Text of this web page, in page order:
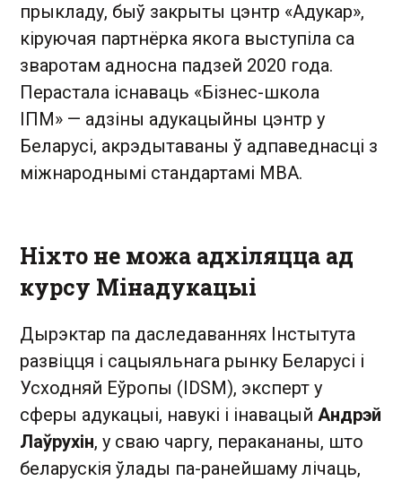
прыкладу, быў закрыты цэнтр «Адукар»,
кіруючая партнёрка якога выступіла са
зваротам адносна падзей 2020 года.
Перастала існаваць «Бізнес-школа
ІПМ» — адзіны адукацыйны цэнтр у
Беларусі, акрэдытаваны ў адпаведнасці з
міжнароднымі стандартамі МВА.
Ніхто не можа адхіляцца ад
курсу Мінадукацыі
Дырэктар па даследаваннях Інстытута
развіцця і сацыяльнага рынку Беларусі і
Усходняй Еўропы (IDSM), эксперт у
сферы адукацыі, навукі і інавацый Андрэй
Лаўрухін, у сваю чаргу, перакананы, што
беларускія ўлады па-ранейшаму лічаць,